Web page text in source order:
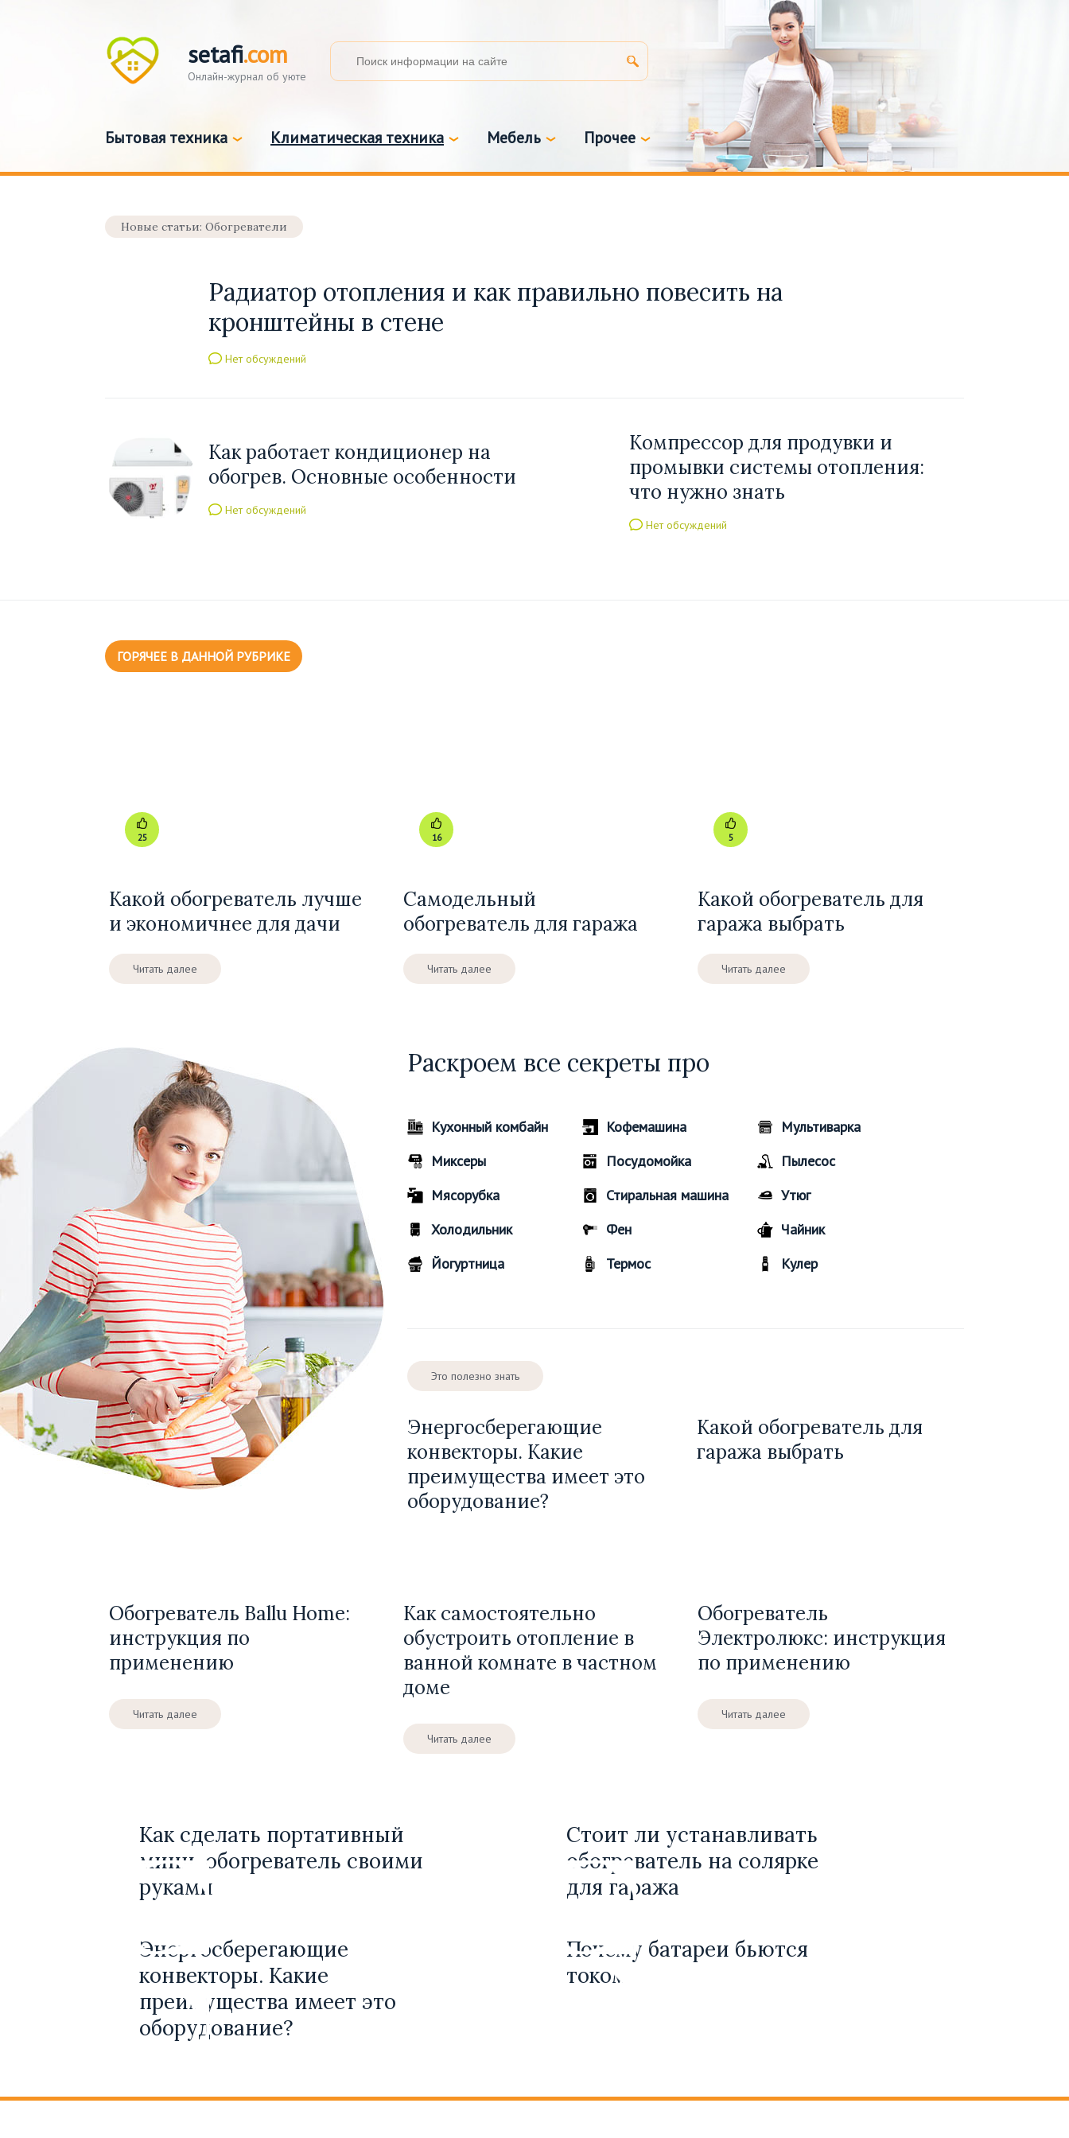
setafi.com
Онлайн-журнал об уюте
Бытовая техника Климатическая техника Мебель Прочее
Новые статьи: Обогреватели
Радиатор отопления и как правильно повесить на
кронштейны в стене
Нет обсуждений
Как работает кондиционер на
обогрев. Основные особенности
Нет обсуждений
Компрессор для продувки и
промывки системы отопления:
что нужно знать
Нет обсуждений
ГОРЯЧЕЕ В ДАННОЙ РУБРИКЕ
25
Какой обогреватель лучше
и экономичнее для дачи
Читать далее
16
Самодельный
обогреватель для гаража
Читать далее
5
Какой обогреватель для
гаража выбрать
Читать далее
Раскроем все секреты про
Кухонный комбайн Кофемашина
Мультиварка
Миксеры
Посудомойка
Пылесос
Мясорубка
Стиральная машина
Утюг
Холодильник
Фен
Чайник
Йогуртница
Термос Кулер
Это полезно знать
Энергосберегающие
конвекторы. Какие
преимущества имеет это
оборудование?
Какой обогреватель для
гаража выбрать
Обогреватель Ballu Home:
инструкция по
применению
Читать далее
Как самостоятельно
обустроить отопление в
ванной комнате в частном
доме
Читать далее
Обогреватель
Электролюкс: инструкция
по применению
Читать далее
Как сделать портативный
мини-обогреватель своими
руками
Стоит ли устанавливать
обогреватель на солярке
для гаража
Энергосберегающие
конвекторы. Какие
преимущества имеет это
оборудование?
Почему батареи бьются
током